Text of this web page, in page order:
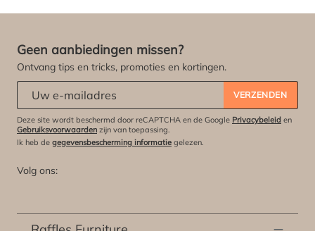
Geen aanbiedingen missen?
Ontvang tips en tricks, promoties en kortingen.
VERZENDEN
Deze site wordt beschermd door reCAPTCHA en de Google Privacybeleid en
Gebruiksvoorwaarden zijn van toepassing.
Ik heb de gegevensbescherming informatie gelezen.
Volg ons: